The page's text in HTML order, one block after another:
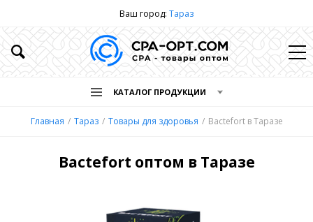
Ваш город: Тараз
КАТАЛОГ ПРОДУКЦИИ
Главная Тараз Товары для здоровья Bactefort в Таразе
Bactefort оптом в Таразе